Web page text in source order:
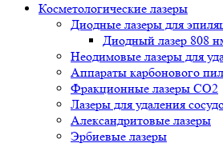
Косметологические лазеры
Диодные лазеры для
Диодный лазер 808
Неодимовые лазеры для
Аппараты карбонового
Фракционные лазеры CO2
Лазеры для удаления
Александритовые лазеры
Эрбиевые лазеры